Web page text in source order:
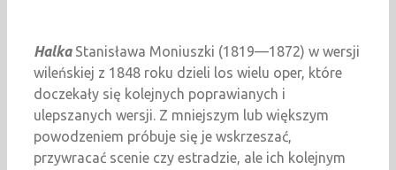
HalkaStanisława Moniuszki (1819—1872) w wersji
wileńskiej z 1848 roku dzieli los wielu oper, które
doczekały się kolejnych poprawianych i
ulepszanych wersji. Z mniejszym lub większym
powodzeniem próbuje się je wskrzeszać,
przywracać scenie czy estradzie, ale ich kolejnym